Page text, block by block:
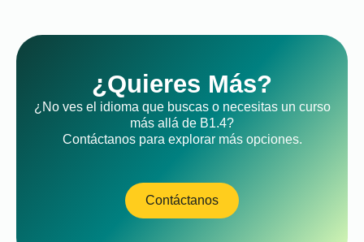
¿Quieres Más?
¿No ves el idioma que buscas o necesitas un curso
más allá de B1.4?
Contáctanos para explorar más opciones.
Contáctanos